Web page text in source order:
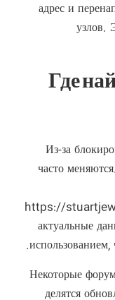
адрес и
узлов.
Где
Из-за
часто
https://
актуальные
Некоторые
делятся